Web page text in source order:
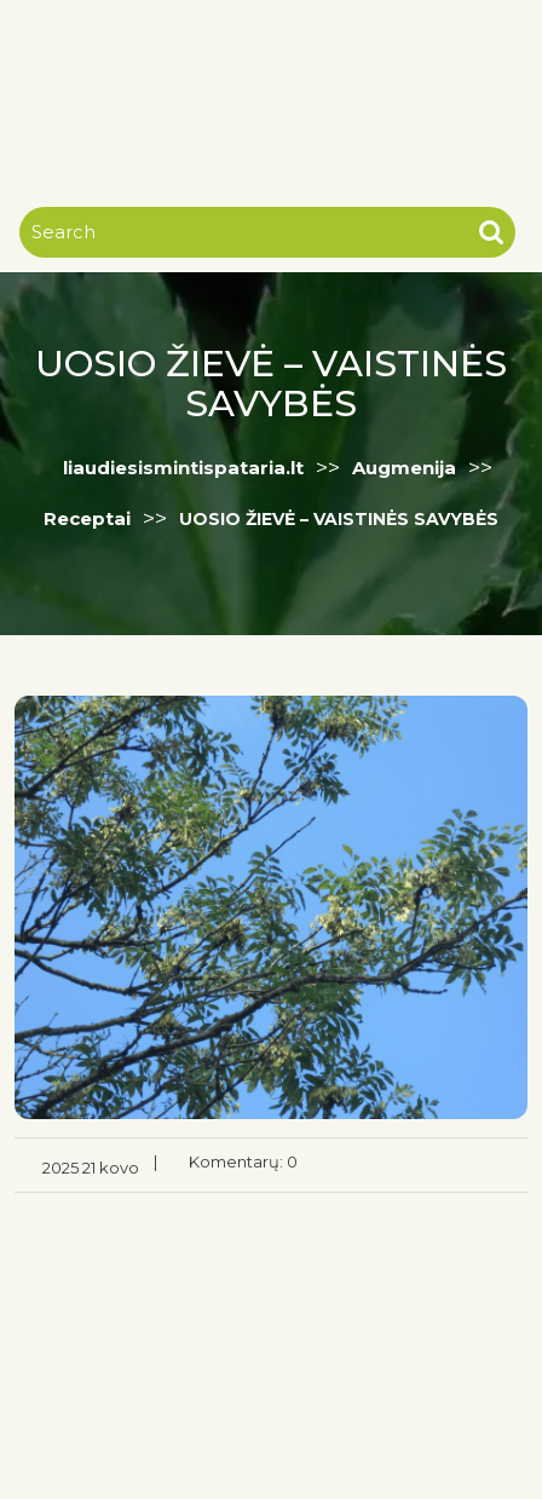
UOSIO ŽIEVĖ – VAISTINĖS
SAVYBĖS
liaudiesismintispataria.lt >> Augmenija >>
Receptai >> UOSIO ŽIEVĖ – VAISTINĖS SAVYBĖS
2025 21 kovo | Komentarų: 0